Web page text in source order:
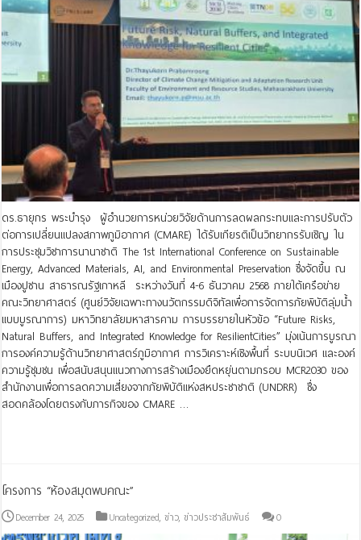
ดร.ธายุกร พระบำรุง ผู้อำนวยการหน่วยวิจัยด้านการลดผลกระทบและการปรับตัว
ต่อการเปลี่ยนแปลงสภาพภูมิอากาศ (CMARE) ได้รับเกียรติเป็นวิทยากรรับเชิญ ใน
การประชุมวิชาการนานาชาติ The 1st International Conference on Sustainable
Energy, Advanced Materials, AI, and Environmental Preservation ซึ่งจัดขึ้น ณ
เมืองปูซาน สาธารณรัฐเกาหลี ระหว่างวันที่ 4-6 ธันวาคม 2568 ภายใต้เครือข่าย
คณะวิทยาศาสตร์ (ศูนย์วิจัยเฉพาะทางนวัตกรรมดิจิทัลเพื่อการจัดการภัยพิบัติลุ่มน้ำ
แบบบูรณาการ) มหาวิทยาลัยมหาสารคาม การบรรยายในหัวข้อ “Future Risks,
Natural Buffers, and Integrated Knowledge for ResilientCities” มุ่งเน้นการบูรณา
การองค์ความรู้ด้านวิทยาศาสตร์ภูมิอากาศ การวิเคราะห์เชิงพื้นที่ ระบบนิเวศ และองค์
ความรู้ชุมชน เพื่อสนับสนุนแนวทางการสร้างเมืองยืดหยุ่นตามกรอบ MCR2030 ของ
สำนักงานเพื่อการลดความเสี่ยงจากภัยพิบัติแห่งสหประชาชาติ (UNDRR) ซึ่ง
สอดคล้องโดยตรงกับภารกิจของ CMARE …
โครงการ “ห้องสมุดพบคณะ”
December 24, 2025 Uncategorized,ข่าว,ข่าวประชาสัมพันธ์ 0